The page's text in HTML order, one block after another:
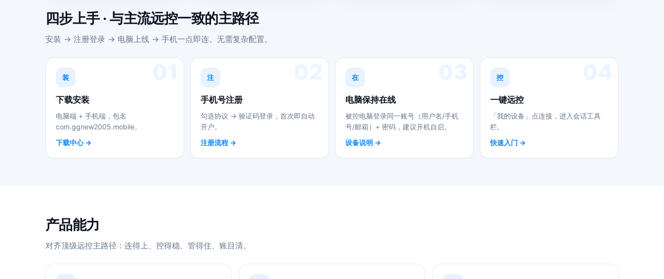
四步上手 · 与主流远控一致的主路径
安装 → 注册登录 → 电脑上线 → 手机一点即连。无需复杂配置。
装
下载安装
电脑端 + 手机端，包名
com.ggnew2005.mobile。
下载中心 →
注
手机号注册
勾选协议 → 验证码登录，首次即自动
开户。
注册流程 →
在
电脑保持在线
被控电脑登录同一账号（用户名/手机
号/邮箱）+ 密码，建议开机自启。
设备说明 →
控
一键远控
「我的设备」点连接，进入会话工具
栏。
快速入门 →
产品能力
对齐顶级远控主路径：连得上、控得稳、管得住、账目清。